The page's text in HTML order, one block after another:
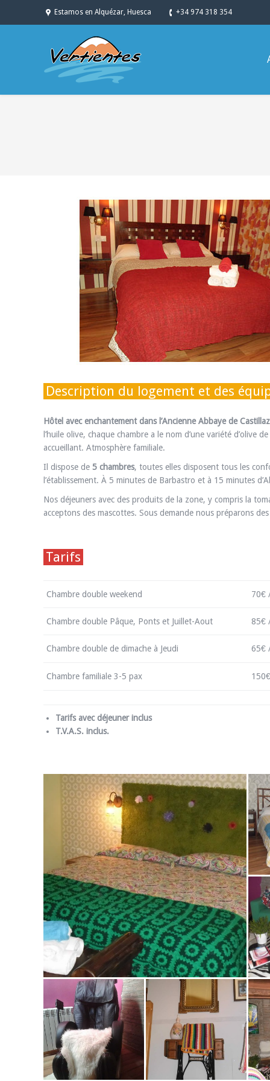
Estamos en Alquézar, Huesca +34 974 318 354
Description du logement et des
Hôtel avec enchantement dans l’Ancienne Abbaye de
l’huile olive, chaque chambre a le nom d’une variété d’olive
accueillant. Atmosphère familiale.
Il dispose de 5 chambres, toutes elles disposent tous les
l’établissement. À 5 minutes de Barbastro et à 15 minutes
Nos déjeuners avec des produits de la zone, y compris la
acceptons des mascottes. Sous demande nous préparons
Tarifs
Chambre double weekend 70€
Chambre double Pâque, Ponts et Juillet-Aout 85€
Chambre double de dimache à Jeudi 65€
Chambre familiale 3-5 pax
Tarifs avec déjeuner inclus
T.V.A.S. inclus.